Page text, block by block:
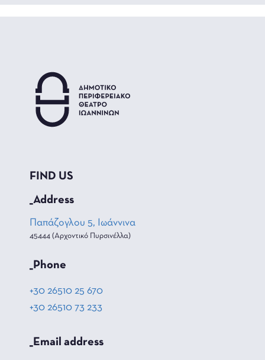
FIND US
_Address
Παπάζογλου 5, Ιωάννινα
45444 (Αρχοντικό Πυρσινέλλα)
_Phone
+30 26510 25 670
+30 26510 73 233
_Email address